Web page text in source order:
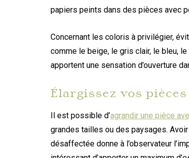
papiers peints dans des pièces avec
Concernant les coloris à privilégier,
comme le beige, le gris clair, le bleu,
apportent une sensation d’ouverture
Élargissez vos
Il est possible d’agrandir une pièce
grandes tailles ou des paysages.
désaffectée donne à l’observateur